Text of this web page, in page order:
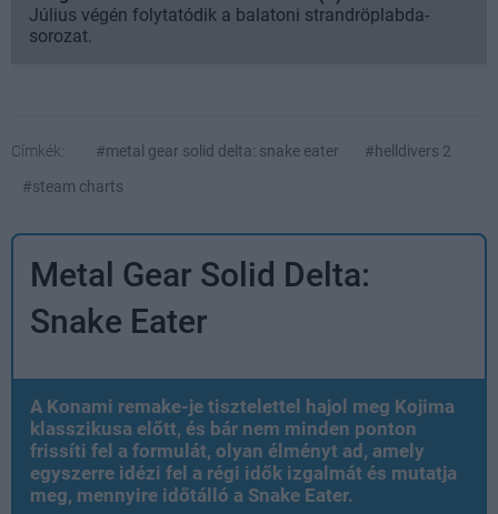
Július végén folytatódik a balatoni strandröplabda-
sorozat.
Címkék: #metal gear solid delta: snake eater
#helldivers 2
#steam charts
Metal Gear Solid Delta:
Snake Eater
A Konami remake-je tisztelettel hajol meg Kojima
klasszikusa előtt, és bár nem minden ponton
frissíti fel a formulát, olyan élményt ad, amely
egyszerre idézi fel a régi idők izgalmát és mutatja
meg, mennyire időtálló a Snake Eater.